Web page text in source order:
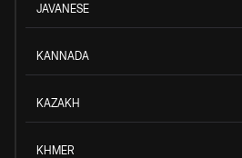
JAVANESE
KANNADA
KAZAKH
KHMER